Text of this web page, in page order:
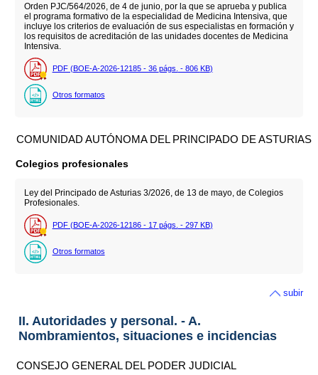
Orden PJC/564/2026, de 4 de junio, por la que se aprueba y publica
el programa formativo de la especialidad de Medicina Intensiva, que
incluye los criterios de evaluación de sus especialistas en formación y
los requisitos de acreditación de las unidades docentes de Medicina
Intensiva.
PDF (BOE-A-2026-12185 - 36 págs. - 806 KB)
Otros formatos
COMUNIDAD AUTÓNOMA DEL PRINCIPADO DE ASTURIAS
Colegios profesionales
Ley del Principado de Asturias 3/2026, de 13 de mayo, de Colegios
Profesionales.
PDF (BOE-A-2026-12186 - 17 págs. - 297 KB)
Otros formatos
subir
II. Autoridades y personal. - A.
Nombramientos, situaciones e incidencias
CONSEJO GENERAL DEL PODER JUDICIAL